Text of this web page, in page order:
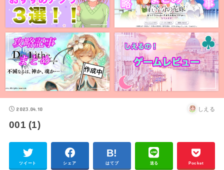
2023.04.10 しえる
001 (1)
ツイート シェア はてブ 送る Pocket